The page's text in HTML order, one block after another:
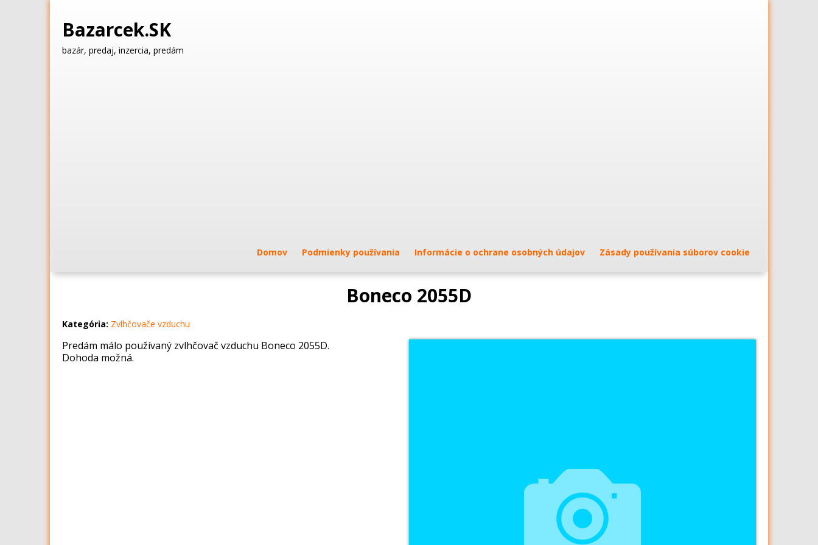
Bazarcek.SK
bazár, predaj, inzercia, predám
Domov Podmienky používania Informácie o ochrane osobných údajov Zásady používania súborov cookie
Boneco 2055D
Kategória: Zvlhčovače vzduchu
Predám málo používaný zvlhčovač vzduchu Boneco 2055D.
Dohoda možná.